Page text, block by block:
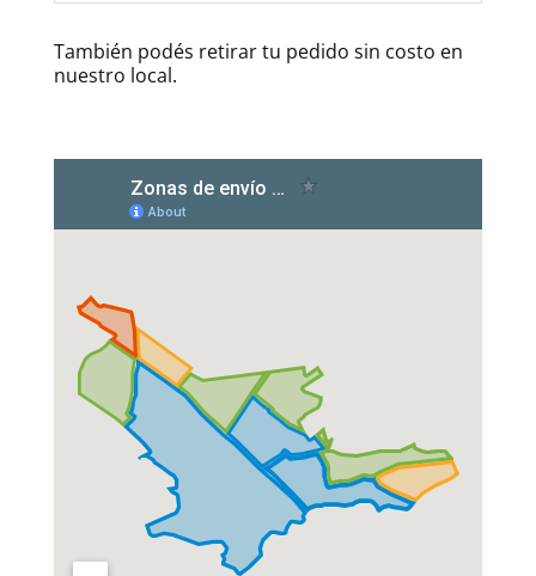
También podés retirar tu pedido sin costo en
nuestro local.